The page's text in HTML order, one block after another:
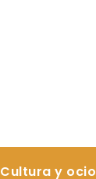
Cultura y ocio